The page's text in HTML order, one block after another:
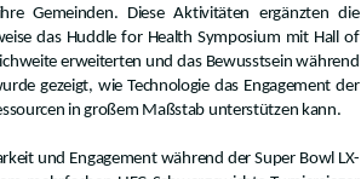
Gemeinden. Diese Aktivitäten ergänzten die
das Huddle for Health Symposium mit Hall of
erweiterten und das Bewusstsein während
gezeigt, wie Technologie das Engagement der
in großem Maßstab unterstützen kann.
und Engagement während der Super Bowl LX-